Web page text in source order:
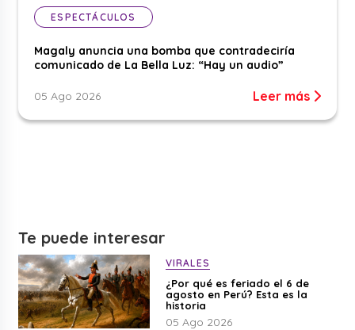
ESPECTÁCULOS
Magaly anuncia una bomba que contradeciría
comunicado de La Bella Luz: “Hay un audio”
05 Ago 2026 Leer más
Te puede interesar
VIRALES
¿Por qué es feriado el 6 de
agosto en Perú? Esta es la
historia
05 Ago 2026